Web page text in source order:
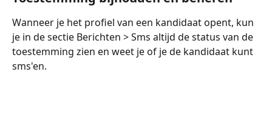
Wanneer je het profiel van een kandidaat opent, kun
je in de sectie Berichten > Sms altijd de status van de
toestemming zien en weet je of je de kandidaat kunt
sms'en.